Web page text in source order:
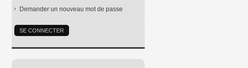
Demander un nouveau mot de passe